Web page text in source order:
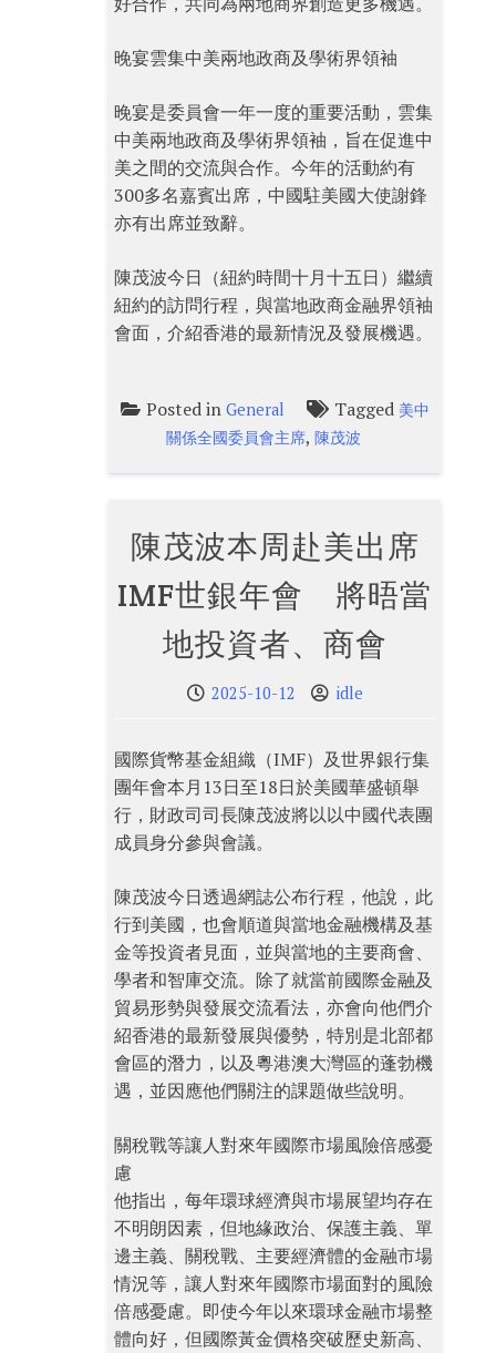
晚宴雲集中美兩地政商及學術界領袖
晚宴是委員會一年一度的重要活動，雲集
中美兩地政商及學術界領袖，旨在促進中
美之間的交流與合作。今年的活動約有
300多名嘉賓出席，中國駐美國大使謝鋒
亦有出席並致辭。
陳茂波今日（紐約時間十月十五日）繼續
紐約的訪問行程，與當地政商金融界領袖
會面，介紹香港的最新情況及發展機遇。
Posted in General Tagged 美中
關係全國委員會主席,陳茂波
陳茂波本周赴美出席
IMF世銀年會 將晤當
地投資者、商會
2025-10-12 idle
國際貨幣基金組織（IMF）及世界銀行集
團年會本月13日至18日於美國華盛頓舉
行，財政司司長陳茂波將以以中國代表團
成員身分參與會議。
陳茂波今日透過網誌公布行程，他說，此
行到美國，也會順道與當地金融機構及基
金等投資者見面，並與當地的主要商會、
學者和智庫交流。除了就當前國際金融及
貿易形勢與發展交流看法，亦會向他們介
紹香港的最新發展與優勢，特別是北部都
會區的潛力，以及粵港澳大灣區的蓬勃機
遇，並因應他們關注的課題做些說明。
關稅戰等讓人對來年國際市場風險倍感憂
慮
他指出，每年環球經濟與市場展望均存在
不明朗因素，但地緣政治、保護主義、單
邊主義、關稅戰、主要經濟體的金融市場
情況等，讓人對來年國際市場面對的風險
倍感憂慮。即使今年以來環球金融市場整
體向好，但國際黃金價格突破歷史新高、